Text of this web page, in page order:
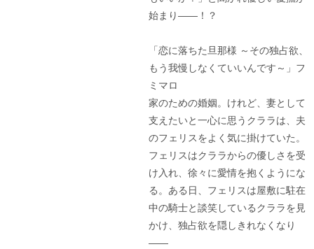
始まり――！？
「恋に落ちた旦那様 ～その独占欲、
もう我慢しなくていいんです～」フ
ミマロ
家のための婚姻。けれど、妻として
支えたいと一心に思うクララは、夫
のフェリスをよく気に掛けていた。
フェリスはクララからの優しさを受
け入れ、徐々に愛情を抱くようにな
る。ある日、フェリスは屋敷に駐在
中の騎士と談笑しているクララを見
かけ、独占欲を隠しきれなくなり
――